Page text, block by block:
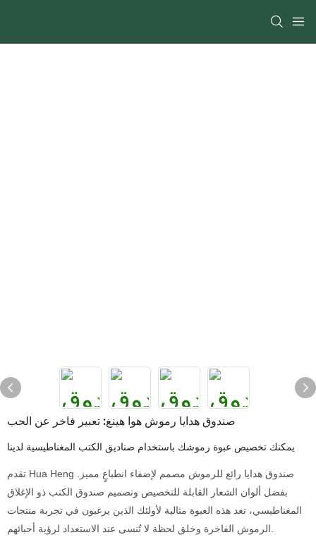
صندوق هدايا رموش هوا هينغ: تعبير فاخر عن الحب
يمكنك تخصيص عبوة رموشك باستخدام صناديق الكتب المغناطيسية لدينا
تقدم Hua Heng صندوق هدايا رائع للرموش مصمم لإضفاء انطباعٍ مميز.
بفضل ألوان الشعار القابلة للتخصيص وتصميم صندوق الكتب ذو الإغلاق
المغناطيسي، تعد هذه العبوة مثالية لأولئك الذين يرغبون في تجربة منتجات